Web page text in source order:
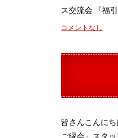
ス交流会 『福
コメントなし
皆さんこんに
ご縁会』スタッ